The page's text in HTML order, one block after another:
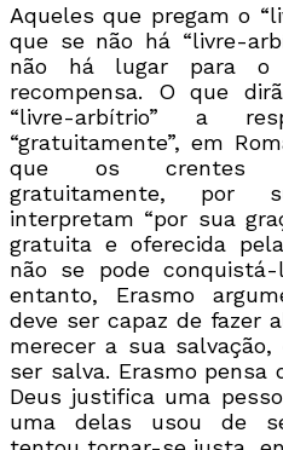
Aqueles que pregam o
que se não há “livre-
não há lugar para
recompensa. O que
“livre-arbítrio” a
“gratuitamente”, em
que os crentes
gratuitamente, por
interpretam “por sua
gratuita e oferecida
não se pode
entanto, Erasmo
deve ser capaz de fazer
merecer a sua
ser salva. Erasmo pensa
Deus justifica uma
uma delas usou de